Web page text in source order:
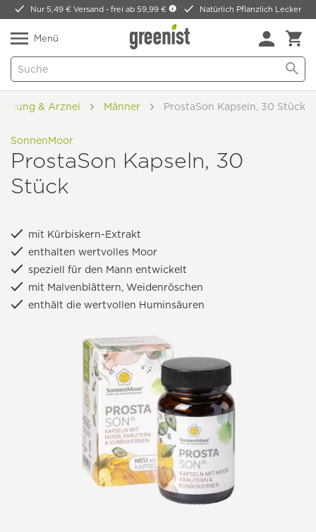
Nur 5,49 € Versand -frei ab 59,99 € Natürlich Pflanzlich Lecker
Menü
& Arznei Männer ProstaSon Kapseln, 30 Stück
SonnenMoor
ProstaSon Kapseln, 30
Stück
mit Kürbiskern-Extrakt
enthalten wertvolles Moor
speziell für den Mann entwickelt
mit Malvenblättern, Weidenröschen
enthält die wertvollen Huminsäuren